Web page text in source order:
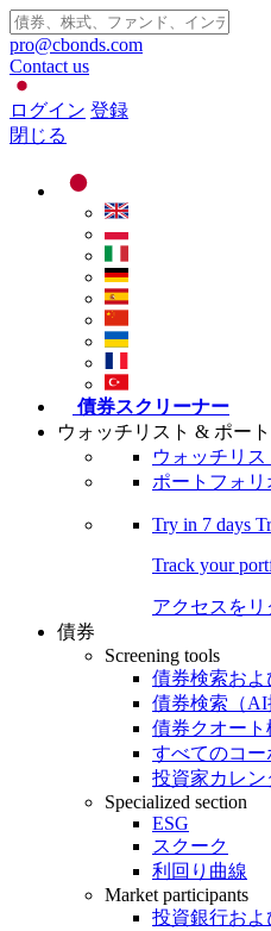
pro@cbonds.com
Contact us
ログイン 登録
閉じる
債券スクリーナー
ウォッチリスト & ポー
ウォッチリス
ポートフォリ
Try in 7 days
Track your
アクセスをリ
債券
Screening tools
債券検索お
債券検索（AI
債券クオート
すべてのコ
投資家カレン
Specialized section
ESG
スクーク
利回り曲線
Market participants
投資銀行お